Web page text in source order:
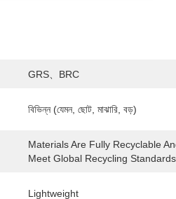
GRS、BRC
বিভিন্ন (যেমন, ছোট, মাঝারি, বড়)
Materials Are Fully Recyclable
Meet Global Recycling Standards
Lightweight